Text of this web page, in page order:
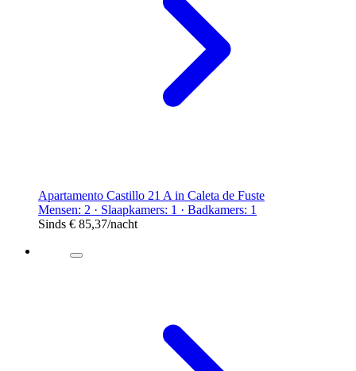
Apartamento Castillo 21 A in Caleta de Fuste
Mensen: 2 · Slaapkamers: 1 · Badkamers: 1
Sinds € 85,37/nacht